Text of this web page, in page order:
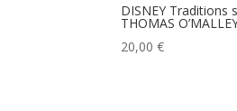
DISNEY Traditions
THOMAS
20,00€